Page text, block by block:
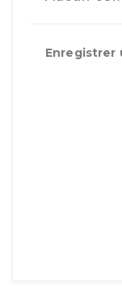
Enregistrer